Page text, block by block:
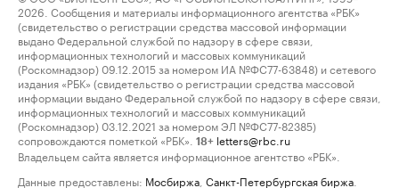
2026. Сообщения и материалы информационного агентства «РБК»
(свидетельство о регистрации средства массовой информации
выдано Федеральной службой по надзору в сфере связи,
информационных технологий и массовых коммуникаций
(Роскомнадзор) 09.12.2015 за номером ИА №ФС77-63848) и сетевого
издания «РБК» (свидетельство о регистрации средства массовой
информации выдано Федеральной службой по надзору в сфере связи,
информационных технологий и массовых коммуникаций
(Роскомнадзор) 03.12.2021 за номером ЭЛ №ФС77-82385)
сопровождаются пометкой «РБК».
18+ letters@rbc.ru
Владельцем сайта является информационное агентство «РБК».
Данные предоставлены: Мосбиржа Санкт-Петербургская биржа